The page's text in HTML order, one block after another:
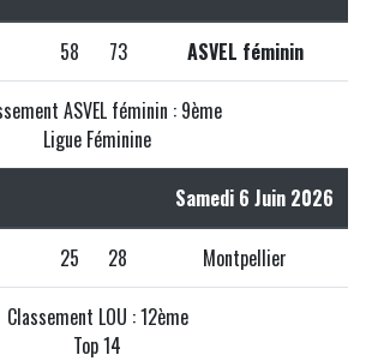
58 73 ASVEL féminin
ASVEL féminin : 9ème
Ligue Féminine
Samedi 6 Juin 2026
25 28 Montpellier
Classement LOU : 12ème
Top 14